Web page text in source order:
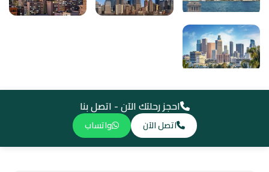
احجز رحلتك الآن - اتصل بنا
اتصل الآن واتساب